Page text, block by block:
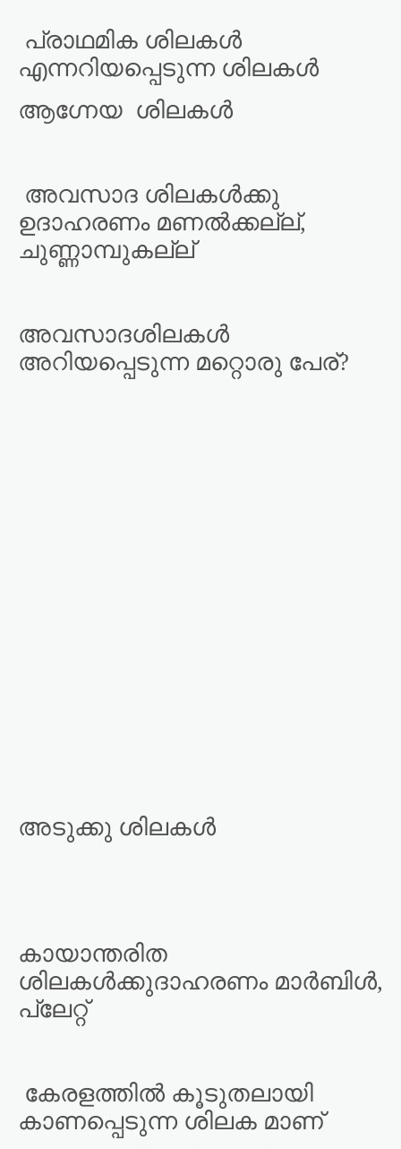
പ്രാഥമിക ശിലകൾ
എന്നറിയപ്പെടുന്ന ശിലകൾ
ആഗ്നേയ ശിലകൾ
അവസാദ ശിലകൾക്കു
ഉദാഹരണം മണൽക്കല്ല്,
ചുണ്ണാമ്പുകല്ല്
അവസാദശിലകൾ
അറിയപ്പെടുന്ന മറ്റൊരു പേര്?
അടുക്കു ശിലകൾ
കായാന്തരിത
ശിലകൾക്കുദാഹരണം മാർബിൾ,
പ്ലേറ്റ്
കേരളത്തിൽ കൂടുതലായി
കാണപ്പെടുന്ന ശിലക മാണ്